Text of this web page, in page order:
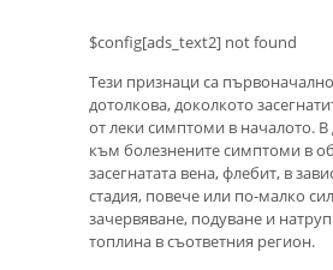
$config[ads_text2] not found
Тези признаци са
дотолкова, доколкото
от леки симптоми в началото.
към болезнените симптоми в
засегнатата вена, флебит, в
стадия, повече или по-малко
зачервяване, подуване и
топлина в съответния регион.